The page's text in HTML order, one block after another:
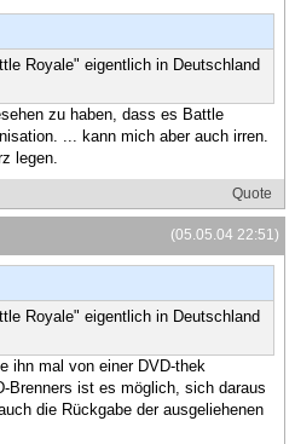
Royale" eigentlich in Deutschland
zu haben, dass es Battle
... kann mich aber auch irren.
legen.
Quote
(05.05.04 22:51)
Royale" eigentlich in Deutschland
ihn mal von einer DVD-thek
Brenners ist es möglich, sich daraus
die Rückgabe der ausgeliehenen